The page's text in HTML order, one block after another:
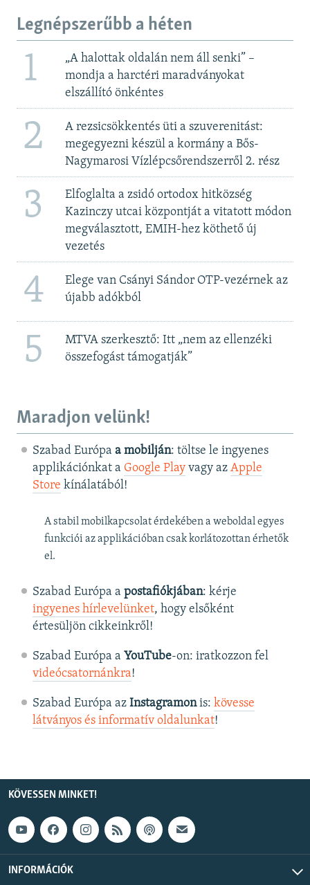
Legnépszerűbb a héten
1
„A halottak oldalán nem áll senki” –
mondja a harctéri maradványokat
elszállító önkéntes
2
A rezsicsökkentés üti a szuverenitást:
megegyezni készül a kormány a Bős-
Nagymarosi Vízlépcsőrendszerről 2. rész
3
Elfoglalta a zsidó ortodox hitközség
Kazinczy utcai központját a vitatott módon
megválasztott, EMIH-hez köthető új
vezetés
4
Elege van Csányi Sándor OTP-vezérnek az
újabb adókból
5
MTVA szerkesztő: Itt „nem az ellenzéki
összefogást támogatják”
Maradjon velünk!
Szabad Európa a mobilján: töltse le ingyenes
applikációnkat a Google Playvagy az Apple
Store kínálatából!
A stabil mobilkapcsolat érdekében a weboldal egyes
funkciói az applikációban csak korlátozottan érhetők
el.
Szabad Európa a postafiókjában: kérje
ingyenes hírlevelünket, hogy elsőként
értesüljön cikkeinkről!
Szabad Európa a YouTube-on: iratkozzon fel
videócsatornánkra!
Szabad Európa az Instagramonis: kövesse
látványos és informatív oldalunkat! ​
KÖVESSEN MINKET!
INFORMÁCIÓK